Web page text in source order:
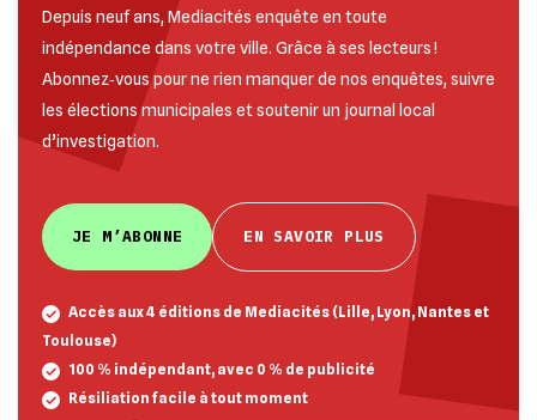
Depuis neuf ans, Mediacités enquête en toute
indépendance dans votre ville. Grâce à ses lecteurs !
Abonnez‐vous pour ne rien manquer de nos enquêtes, suivre
les élections municipales et soutenir un journal local
d’investigation.
JE M’ABONNE EN SAVOIR PLUS
Accès aux 4 éditions de Mediacités (Lille, Lyon, Nantes et
Toulouse)
100 % indépendant, avec 0 % de publicité
Résiliation facile à tout moment